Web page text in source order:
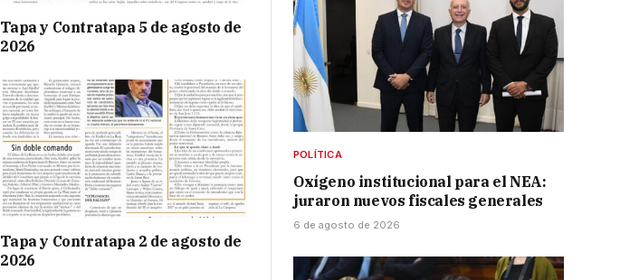
Tapa y Contratapa 5 de agosto de
2026
Tapa y Contratapa 2 de agosto de
2026
POLÍTICA
Oxígeno institucional para el NEA:
juraron nuevos fiscales generales
6 de agosto de 2026